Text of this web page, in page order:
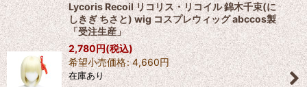
Lycoris Recoil リコリス・リコイル 錦木千束(に
しきぎ ちさと) wig コスプレウィッグ abccos製
「受注生産」
2,780円(税込)
希望小売価格: 4,660円
在庫あり